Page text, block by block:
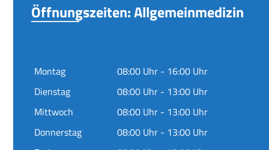
Öffnungszeiten: Allgemeinmedizin
Montag
08:00 Uhr - 16:00 Uhr
Dienstag
08:00 Uhr - 13:00 Uhr
Mittwoch
08:00 Uhr - 13:00 Uhr
Donnerstag
08:00 Uhr - 13:00 Uhr